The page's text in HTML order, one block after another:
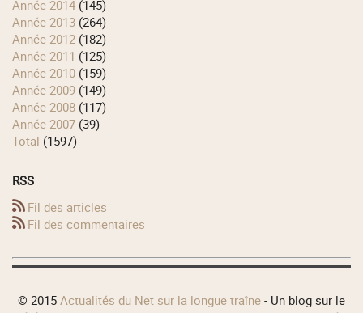
année 2014 (145)
année 2013 (264)
année 2012 (182)
année 2011 (125)
année 2010 (159)
année 2009 (149)
année 2008 (117)
année 2007 (39)
total (1597)
RSS
Fil des articles
Fil des commentaires
© 2015 Actualités du Net sur la longue traîne - Un blog sur le